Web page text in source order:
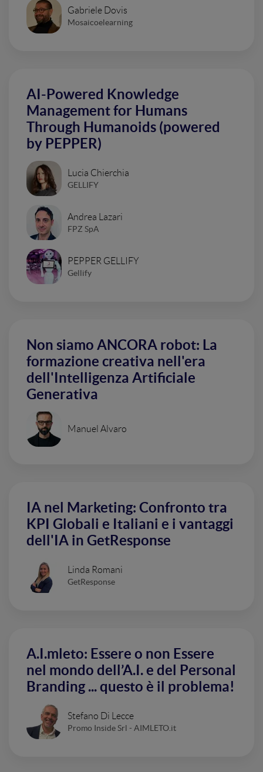
Gabriele Dovis
Mosaicoelearning
AI-Powered Knowledge
Management for Humans
Through Humanoids (powered
by PEPPER)
Lucia Chierchia
GELLIFY
Andrea Lazari
FPZ SpA
PEPPER GELLIFY
Gellify
Non siamo ANCORA robot: La
formazione creativa nell'era
dell'Intelligenza Artificiale
Generativa
Manuel Alvaro
IA nel Marketing: Confronto tra
KPI Globali e Italiani e i vantaggi
dell'IA in GetResponse
Linda Romani
GetResponse
A.I.mleto: Essere o non Essere
nel mondo dell’A.I. e del Personal
Branding ... questo è il problema!
Stefano Di Lecce
Promo Inside Srl - AIMLETO.it